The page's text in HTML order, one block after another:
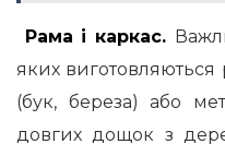
Рама і каркас.
яких
(бук, береза) або
довгих дощок з